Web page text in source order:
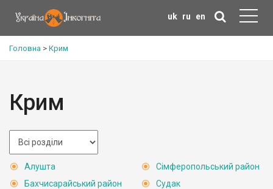
uk ru en
Головна > Крим
Крим
Алушта
Бахчисарайський район
Сімферопольський район
Судак